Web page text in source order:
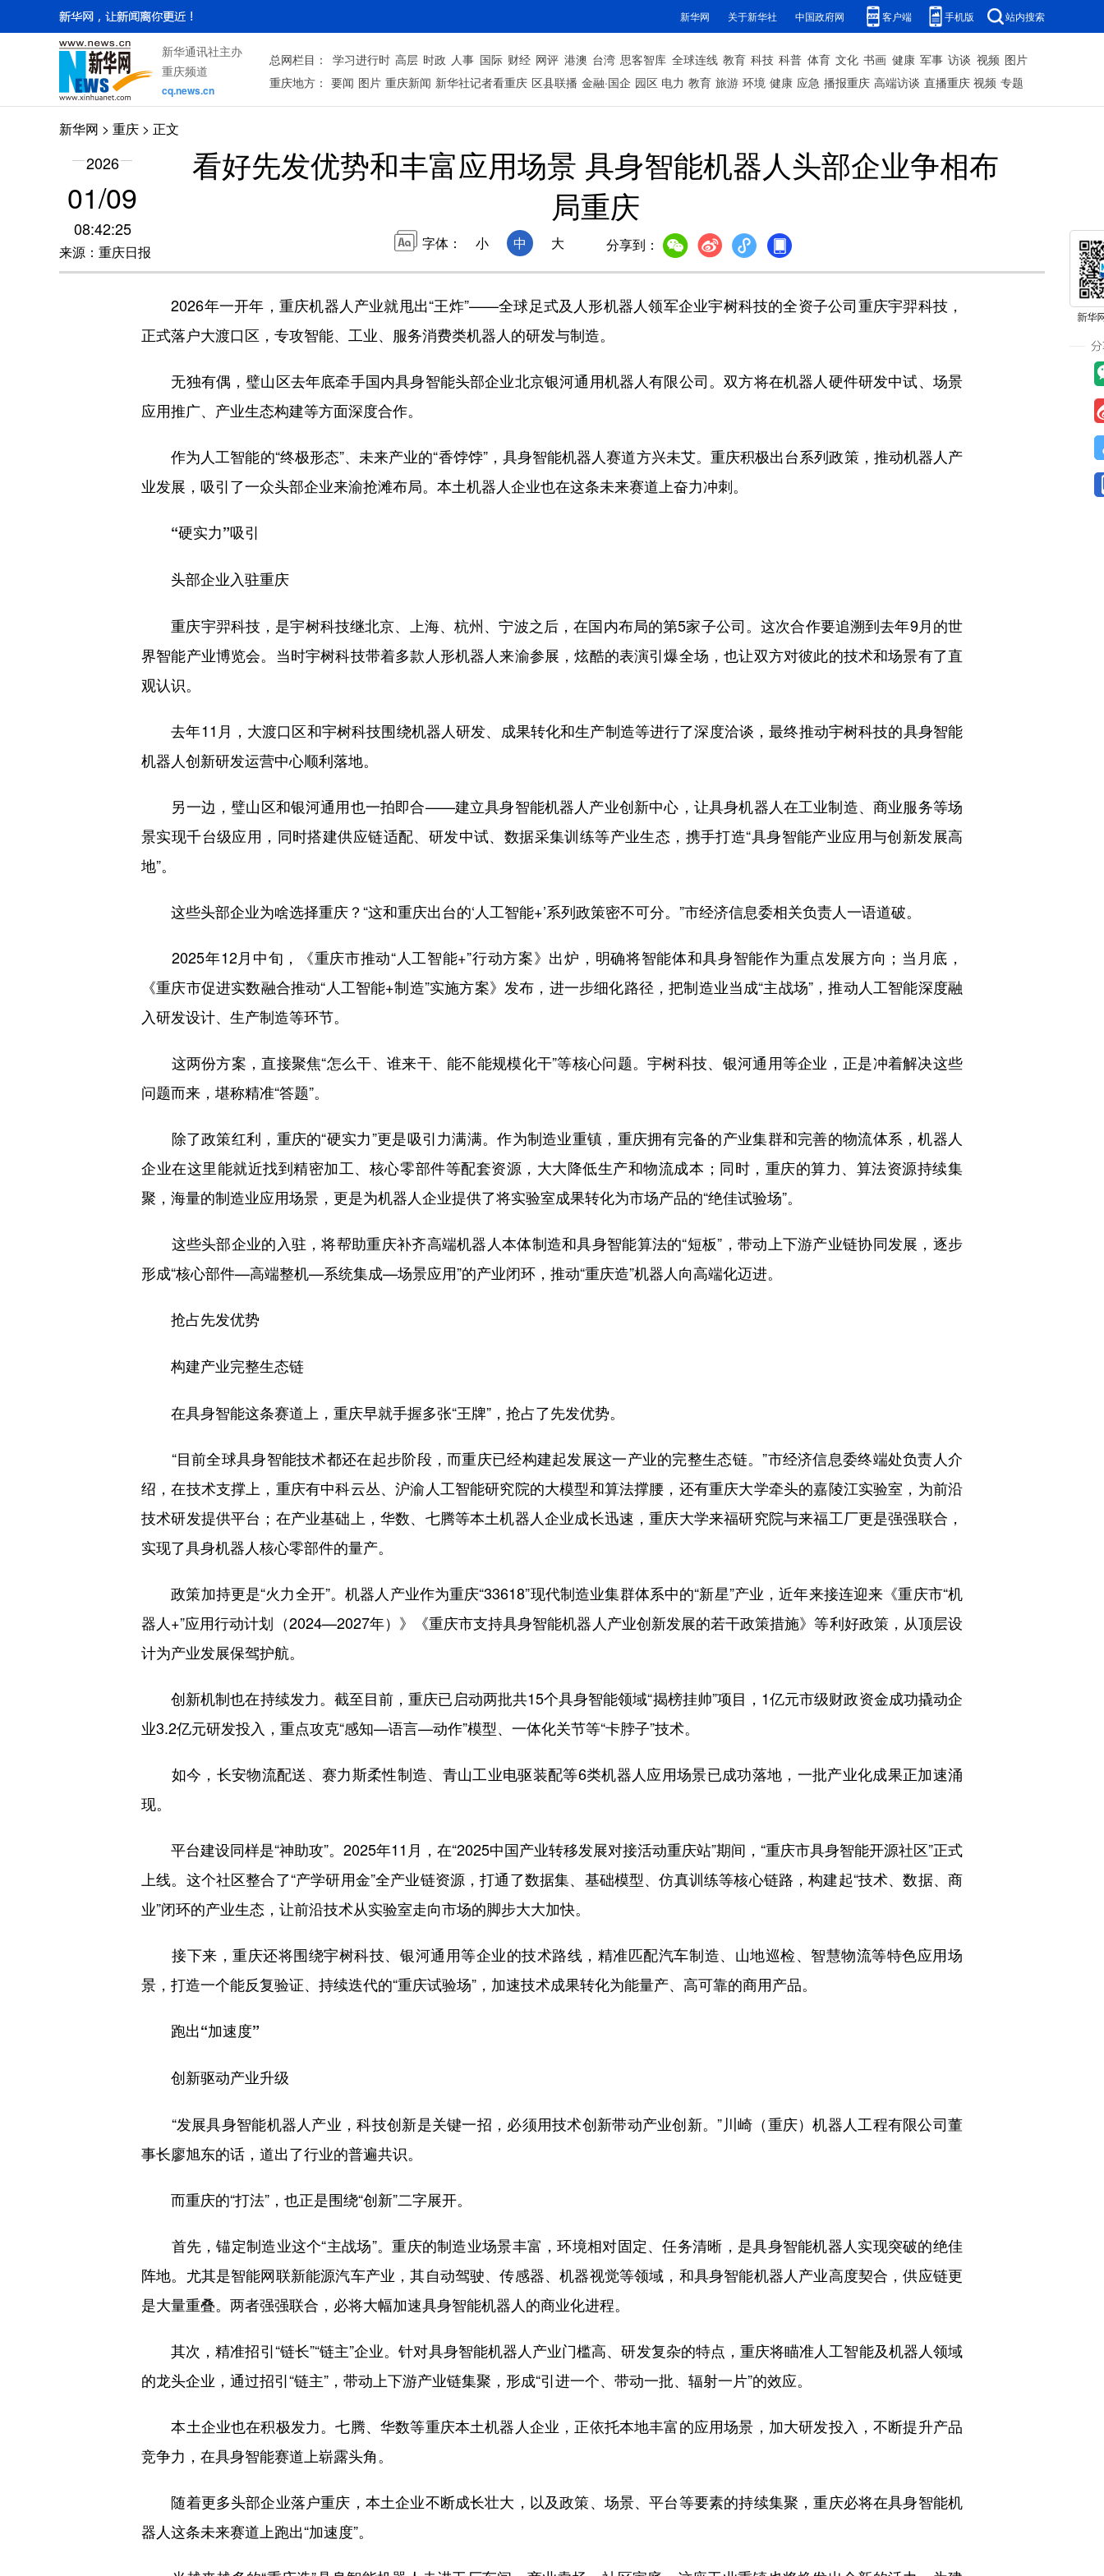
新华网 关于新华社 中国政府网 客户端 手机版 站内搜索
新华通讯社主办
重庆频道
cq.news.cn
总网栏目： 学习进行时 高层 时政 人事 国际 财经 网评 港澳 台湾 思客智库 全球连线 教育 科技 科普 体育 文化 书画 健康 军事 访谈 视频 图片
重庆地方： 要闻 图片 重庆新闻 新华社记者看重庆 区县联播 金融·国企 园区 电力 教育 旅游 环境 健康 应急 播报重庆 高端访谈 直播重庆 视频 专题
新华网 > 重庆 > 正文
2026
01/09
08:42:25
来源：重庆日报
看好先发优势和丰富应用场景 具身智能机器人头部企业争相布
局重庆
字体： 小 中 大 分享到：
2026年一开年，重庆机器人产业就甩出“王炸”——全球足式及人形机器人领军企业宇树科技的全资子公司重庆宇羿科技，
正式落户大渡口区，专攻智能、工业、服务消费类机器人的研发与制造。
无独有偶，璧山区去年底牵手国内具身智能头部企业北京银河通用机器人有限公司。双方将在机器人硬件研发中试、场景
应用推广、产业生态构建等方面深度合作。
作为人工智能的“终极形态”、未来产业的“香饽饽”，具身智能机器人赛道方兴未艾。重庆积极出台系列政策，推动机器人产
业发展，吸引了一众头部企业来渝抢滩布局。本土机器人企业也在这条未来赛道上奋力冲刺。
“硬实力”吸引
头部企业入驻重庆
重庆宇羿科技，是宇树科技继北京、上海、杭州、宁波之后，在国内布局的第5家子公司。这次合作要追溯到去年9月的世
界智能产业博览会。当时宇树科技带着多款人形机器人来渝参展，炫酷的表演引爆全场，也让双方对彼此的技术和场景有了直
观认识。
去年11月，大渡口区和宇树科技围绕机器人研发、成果转化和生产制造等进行了深度洽谈，最终推动宇树科技的具身智能
机器人创新研发运营中心顺利落地。
另一边，璧山区和银河通用也一拍即合——建立具身智能机器人产业创新中心，让具身机器人在工业制造、商业服务等场
景实现千台级应用，同时搭建供应链适配、研发中试、数据采集训练等产业生态，携手打造“具身智能产业应用与创新发展高
地”。
这些头部企业为啥选择重庆？“这和重庆出台的‘人工智能+’系列政策密不可分。”市经济信息委相关负责人一语道破。
2025年12月中旬，《重庆市推动“人工智能+”行动方案》出炉，明确将智能体和具身智能作为重点发展方向；当月底，
《重庆市促进实数融合推动“人工智能+制造”实施方案》发布，进一步细化路径，把制造业当成“主战场”，推动人工智能深度融
入研发设计、生产制造等环节。
这两份方案，直接聚焦“怎么干、谁来干、能不能规模化干”等核心问题。宇树科技、银河通用等企业，正是冲着解决这些
问题而来，堪称精准“答题”。
除了政策红利，重庆的“硬实力”更是吸引力满满。作为制造业重镇，重庆拥有完备的产业集群和完善的物流体系，机器人
企业在这里能就近找到精密加工、核心零部件等配套资源，大大降低生产和物流成本；同时，重庆的算力、算法资源持续集
聚，海量的制造业应用场景，更是为机器人企业提供了将实验室成果转化为市场产品的“绝佳试验场”。
这些头部企业的入驻，将帮助重庆补齐高端机器人本体制造和具身智能算法的“短板”，带动上下游产业链协同发展，逐步
形成“核心部件—高端整机—系统集成—场景应用”的产业闭环，推动“重庆造”机器人向高端化迈进。
抢占先发优势
构建产业完整生态链
在具身智能这条赛道上，重庆早就手握多张“王牌”，抢占了先发优势。
“目前全球具身智能技术都还在起步阶段，而重庆已经构建起发展这一产业的完整生态链。”市经济信息委终端处负责人介
绍，在技术支撑上，重庆有中科云丛、沪渝人工智能研究院的大模型和算法撑腰，还有重庆大学牵头的嘉陵江实验室，为前沿
技术研发提供平台；在产业基础上，华数、七腾等本土机器人企业成长迅速，重庆大学来福研究院与来福工厂更是强强联合，
实现了具身机器人核心零部件的量产。
政策加持更是“火力全开”。机器人产业作为重庆“33618”现代制造业集群体系中的“新星”产业，近年来接连迎来《重庆市“机
器人+”应用行动计划（2024—2027年）》《重庆市支持具身智能机器人产业创新发展的若干政策措施》等利好政策，从顶层设
计为产业发展保驾护航。
创新机制也在持续发力。截至目前，重庆已启动两批共15个具身智能领域“揭榜挂帅”项目，1亿元市级财政资金成功撬动企
业3.2亿元研发投入，重点攻克“感知—语言—动作”模型、一体化关节等“卡脖子”技术。
如今，长安物流配送、赛力斯柔性制造、青山工业电驱装配等6类机器人应用场景已成功落地，一批产业化成果正加速涌
现。
平台建设同样是“神助攻”。2025年11月，在“2025中国产业转移发展对接活动重庆站”期间，“重庆市具身智能开源社区”正式
上线。这个社区整合了“产学研用金”全产业链资源，打通了数据集、基础模型、仿真训练等核心链路，构建起“技术、数据、商
业”闭环的产业生态，让前沿技术从实验室走向市场的脚步大大加快。
接下来，重庆还将围绕宇树科技、银河通用等企业的技术路线，精准匹配汽车制造、山地巡检、智慧物流等特色应用场
景，打造一个能反复验证、持续迭代的“重庆试验场”，加速技术成果转化为能量产、高可靠的商用产品。
跑出“加速度”
创新驱动产业升级
“发展具身智能机器人产业，科技创新是关键一招，必须用技术创新带动产业创新。”川崎（重庆）机器人工程有限公司董
事长廖旭东的话，道出了行业的普遍共识。
而重庆的“打法”，也正是围绕“创新”二字展开。
首先，锚定制造业这个“主战场”。重庆的制造业场景丰富，环境相对固定、任务清晰，是具身智能机器人实现突破的绝佳
阵地。尤其是智能网联新能源汽车产业，其自动驾驶、传感器、机器视觉等领域，和具身智能机器人产业高度契合，供应链更
是大量重叠。两者强强联合，必将大幅加速具身智能机器人的商业化进程。
其次，精准招引“链长”“链主”企业。针对具身智能机器人产业门槛高、研发复杂的特点，重庆将瞄准人工智能及机器人领域
的龙头企业，通过招引“链主”，带动上下游产业链集聚，形成“引进一个、带动一批、辐射一片”的效应。
本土企业也在积极发力。七腾、华数等重庆本土机器人企业，正依托本地丰富的应用场景，加大研发投入，不断提升产品
竞争力，在具身智能赛道上崭露头角。
随着更多头部企业落户重庆，本土企业不断成长壮大，以及政策、场景、平台等要素的持续集聚，重庆必将在具身智能机
器人这条未来赛道上跑出“加速度”。